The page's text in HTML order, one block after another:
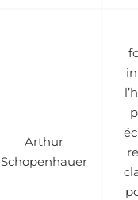
Arthur
Schopenhauer